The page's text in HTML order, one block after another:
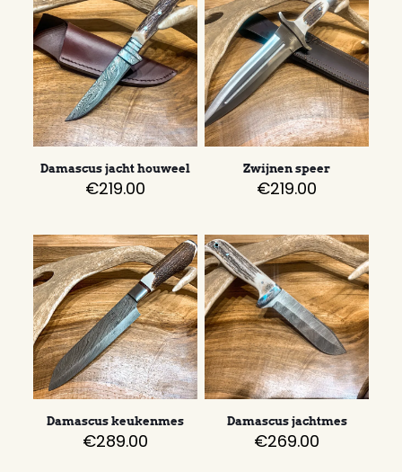
Damascus jacht houweel
€219.00
Zwijnen speer
€219.00
Damascus keukenmes
€289.00
Damascus jachtmes
€269.00